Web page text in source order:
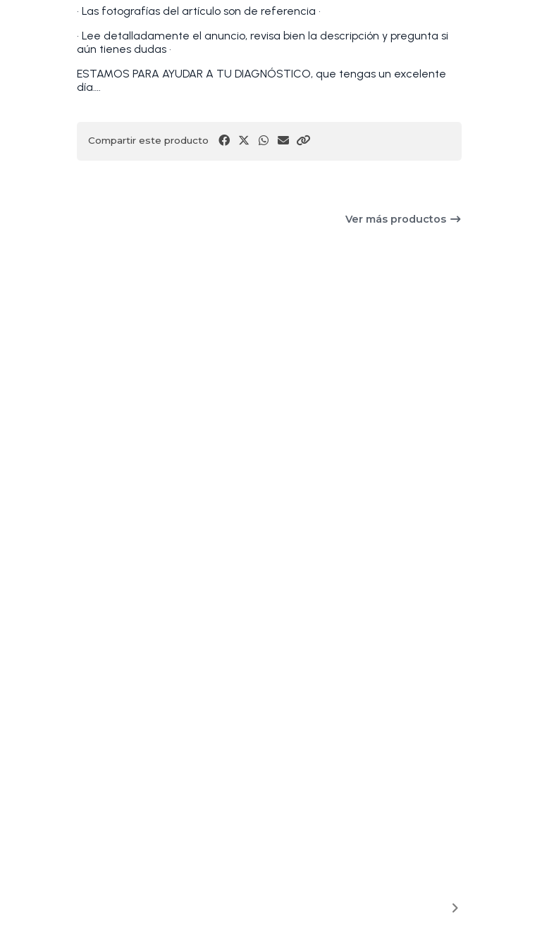
• Las fotografías del artículo son de referencia •
• Lee detalladamente el anuncio, revisa bien la descripción y pregunta si
aún tienes dudas •
ESTAMOS PARA AYUDAR A TU DIAGNÓSTICO, que tengas un excelente
día….
Compartir este producto
Ver más productos